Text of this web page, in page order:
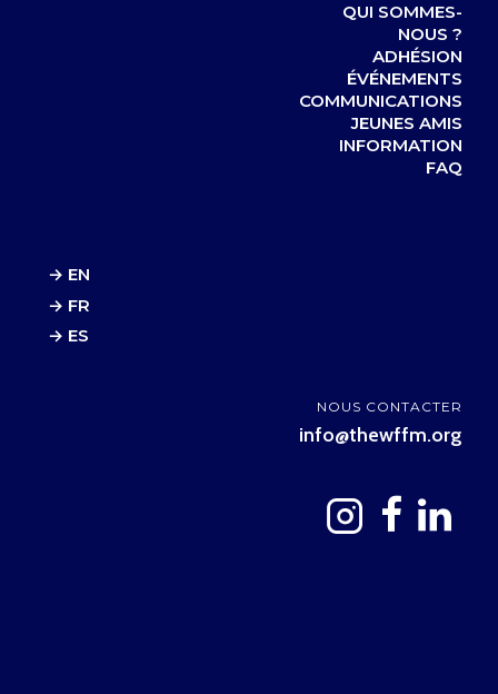
QUI SOMMES-
NOUS ?
ADHÉSION
ÉVÉNEMENTS
COMMUNICATIONS
JEUNES AMIS
INFORMATION
FAQ
→ EN
→ FR
→ ES
NOUS CONTACTER
info@thewffm.org